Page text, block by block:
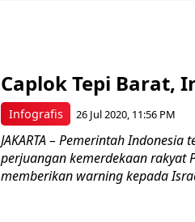
Infografis
Caplok Tepi Barat,
26 Jul 2020, 11:56 PM
JAKARTA – Pemerintah
perjuangan kemerdekaan rakyat
memberikan warning kepada